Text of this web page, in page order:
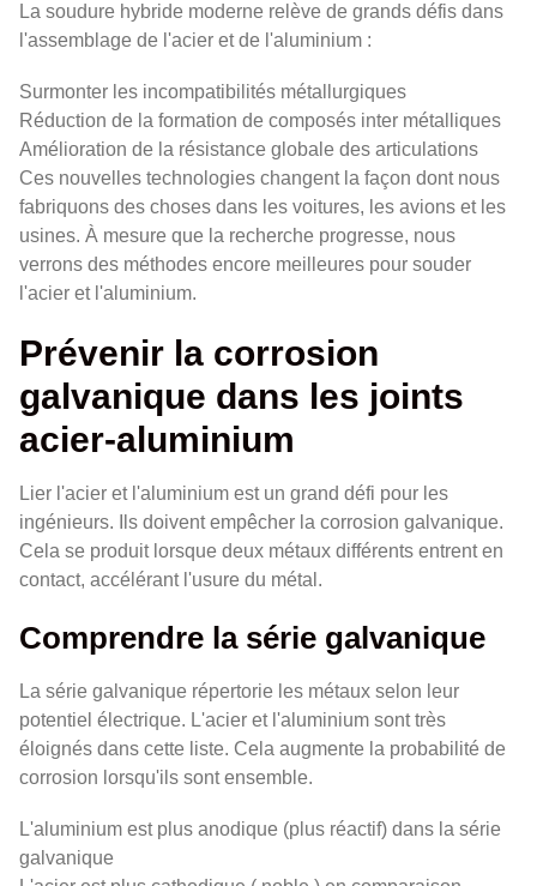
La soudure hybride moderne relève de grands défis dans
l'assemblage de l'acier et de l'aluminium :
Surmonter les incompatibilités métallurgiques
Réduction de la formation de composés inter métalliques
Amélioration de la résistance globale des articulations
Ces nouvelles technologies changent la façon dont nous
fabriquons des choses dans les voitures, les avions et les
usines. À mesure que la recherche progresse, nous
verrons des méthodes encore meilleures pour souder
l'acier et l'aluminium.
Prévenir la corrosion
galvanique dans les joints
acier-aluminium
Lier l'acier et l'aluminium est un grand défi pour les
ingénieurs. Ils doivent empêcher la corrosion galvanique.
Cela se produit lorsque deux métaux différents entrent en
contact, accélérant l'usure du métal.
Comprendre la série galvanique
La série galvanique répertorie les métaux selon leur
potentiel électrique. L'acier et l'aluminium sont très
éloignés dans cette liste. Cela augmente la probabilité de
corrosion lorsqu'ils sont ensemble.
L'aluminium est plus anodique (plus réactif) dans la série
galvanique